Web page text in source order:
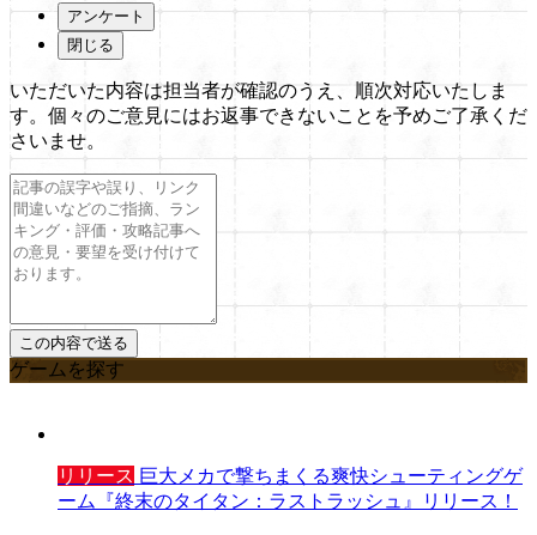
アンケート
閉じる
いただいた内容は担当者が確認のうえ、順次対応いたしま
す。個々のご意見にはお返事できないことを予めご了承くだ
さいませ。
ゲームを探す
リリース 巨大メカで撃ちまくる爽快シューティングゲ
ーム『終末のタイタン：ラストラッシュ』リリース！